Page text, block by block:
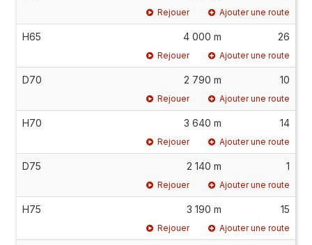
Rejouer Ajouter une route
H65 4 000 m 26
Rejouer Ajouter une route
D70 2 790 m 10
Rejouer Ajouter une route
H70 3 640 m 14
Rejouer Ajouter une route
D75 2 140 m 1
Rejouer Ajouter une route
H75 3 190 m 15
Rejouer Ajouter une route